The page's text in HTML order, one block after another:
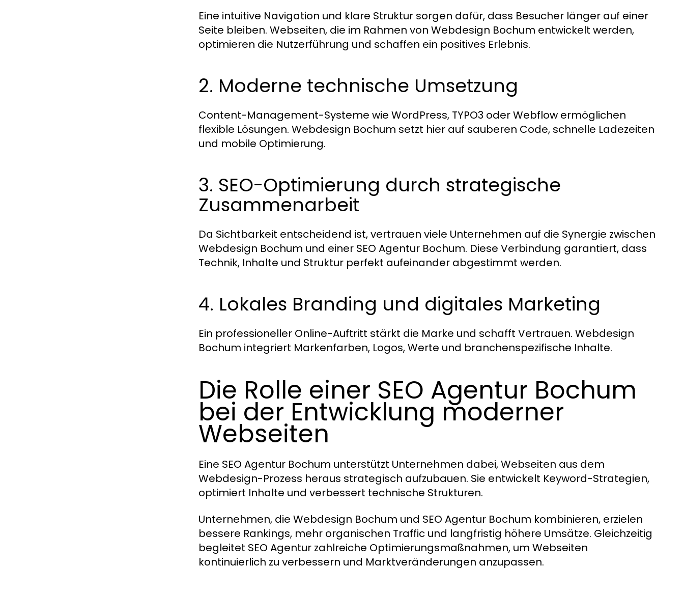
Eine intuitive Navigation und klare Struktur sorgen dafür, dass Besucher länger auf einer
Seite bleiben. Webseiten, die im Rahmen von Webdesign Bochum entwickelt werden,
optimieren die Nutzerführung und schaffen ein positives Erlebnis.
2. Moderne technische Umsetzung
Content-Management-Systeme wie WordPress, TYPO3 oder Webflow ermöglichen
flexible Lösungen. Webdesign Bochum setzt hier auf sauberen Code, schnelle Ladezeiten
und mobile Optimierung.
3. SEO-Optimierung durch strategische
Zusammenarbeit
Da Sichtbarkeit entscheidend ist, vertrauen viele Unternehmen auf die Synergie zwischen
Webdesign Bochum und einer SEO Agentur Bochum. Diese Verbindung garantiert, dass
Technik, Inhalte und Struktur perfekt aufeinander abgestimmt werden.
4. Lokales Branding und digitales Marketing
Ein professioneller Online-Auftritt stärkt die Marke und schafft Vertrauen. Webdesign
Bochum integriert Markenfarben, Logos, Werte und branchenspezifische Inhalte.
Die Rolle einer SEO Agentur Bochum
bei der Entwicklung moderner
Webseiten
Eine SEO Agentur Bochum unterstützt Unternehmen dabei, Webseiten aus dem
Webdesign-Prozess heraus strategisch aufzubauen. Sie entwickelt Keyword-Strategien,
optimiert Inhalte und verbessert technische Strukturen.
Unternehmen, die Webdesign Bochum und SEO Agentur Bochum kombinieren, erzielen
bessere Rankings, mehr organischen Traffic und langfristig höhere Umsätze. Gleichzeitig
begleitet SEO Agentur zahlreiche Optimierungsmaßnahmen, um Webseiten
kontinuierlich zu verbessern und Marktveränderungen anzupassen.